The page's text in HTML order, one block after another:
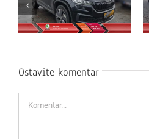
Ostavite komentar